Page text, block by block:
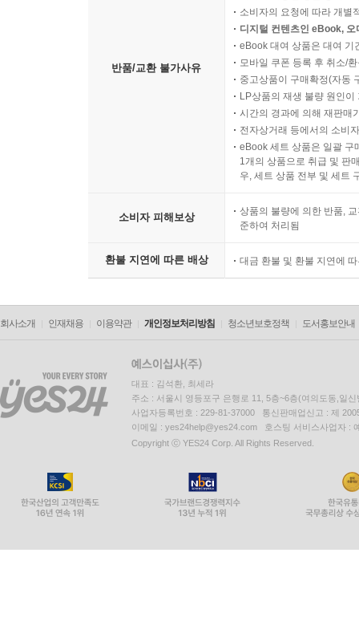
반품/교환 불가사유
소비자의 요청에 따라 개별
디지털 컨텐츠인 eBook,
eBook 대여 상품은 대여 기
모바일 쿠폰 등록 후 취소/
중고상품이 구매확정(자동
LP상품의 재생 불량 원인
시간의 경과에 의해 재판매
전자상거래 등에서의 소비
eBook 세트 상품은 일괄 구
1개의 상품으로 취급 및 판
우, 세트 상품 전부 및 세트
소비자 피해보상
상품의 불량에 의한 반품,
준하여 처리됨
환불 지연에 따른 배상 대금 환불 및 환불 지연에
회사소개 인재채용 이용약관 개인정보처리방침 청소년보호정책 도서홍보안내
대표 : 김석환, 최세라
주소 : 서울시 영등포구 은행로 11, 5층~6층(여의도동,일신
사업자등록번호 : 229-81-37000 통신판매업신고 : 제
이메일 : yes24help@yes24.com 호스팅 서비스사업자 :
Copyright ⓒ YES24 Corp. All Rights Reserved.